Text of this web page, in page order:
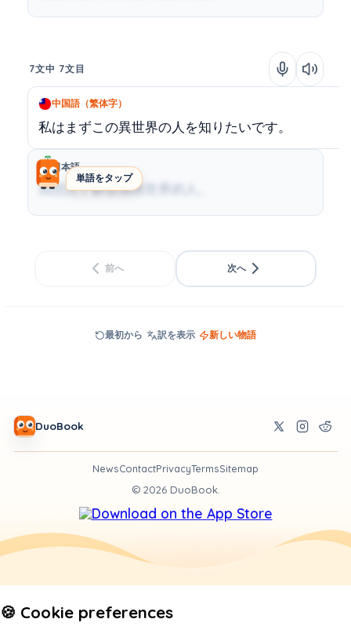
単語をタップ
7文中 7文目
中国語（繁体字）
私はまずこの異世界の人を知りたいです。
日本語
我想先了解這個異世界的人。
前へ 次へ
最初から 訳を表示 新しい物語
DuoBook
NewsContactPrivacyTermsSitemap
© 2026DuoBook.
🍪 Cookie preferences